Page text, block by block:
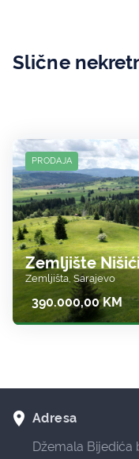
Slične
PRODAJA
Zemljište
Zemljišta, Sarajevo
390.000,00 KM
room Adresa
Džemala Bijedića